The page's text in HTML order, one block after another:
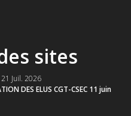
sites
Juil. 2026
DES ELUS CGT-CSEC 11 juin